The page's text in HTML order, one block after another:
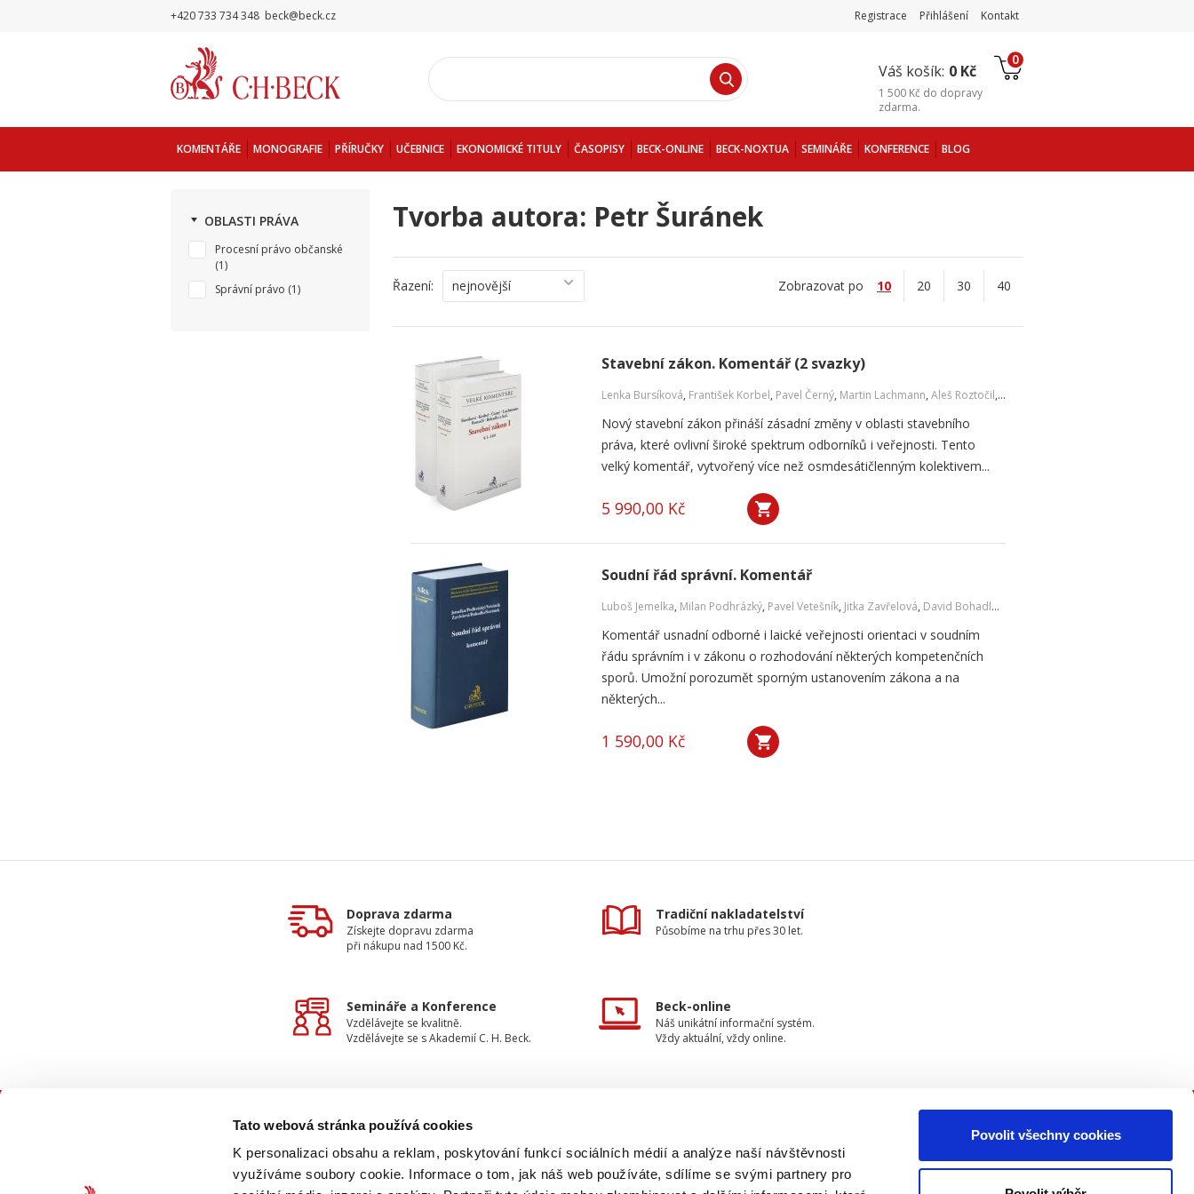
Tato webová stránka používá cookies
K personalizaci obsahu a reklam, poskytování funkcí sociálních médií a analýze naší návštěvnosti
využíváme soubory cookie. Informace o tom, jak náš web používáte, sdílíme se svými partnery pro
Povolit všechny cookies
+420 733 734 348 beck@beck.cz Registrace Přihlášení Kontakt
Váš košík: 0 Kč
0
1 500 Kč do dopravy
zdarma.
KOMENTÁŘE MONOGRAFIE PŘÍRUČKY UČEBNICE EKONOMICKÉ TITULY ČASOPISY BECK-ONLINE BECK-NOXTUA SEMINÁŘE KONFERENCE BLOG
OBLASTI PRÁVA
Procesní právo občanské
(1)
Správní právo (1)
Tvorba autora: Petr Šuránek
Řazení: nejnovější Zobrazovat po 10 20 30 40
Stavební zákon. Komentář (2 svazky)
Lenka Bursíková, František Korbel, Pavel Černý, Martin Lachmann, Aleš Roztočil, David Bohadlo
Nový stavební zákon přináší zásadní změny v oblasti stavebního
práva, které ovlivní široké spektrum odborníků i veřejnosti. Tento
velký komentář, vytvořený více než osmdesátičlenným kolektivem...
5 990,00 Kč
Soudní řád správní. Komentář
Luboš Jemelka, Milan Podhrázký, Pavel Vetešník, Jitka Zavřelová, David Bohadlo
Komentář usnadní odborné i laické veřejnosti orientaci v soudním
řádu správním i v zákonu o rozhodování některých kompetenčních
sporů. Umožní porozumět sporným ustanovením zákona a na
některých...
1 590,00 Kč
Doprava zdarma
Získejte dopravu zdarma
při nákupu nad 1500 Kč.
Tradiční nakladatelství
Působíme na trhu přes 30 let.
Semináře a Konference
Vzdělávejte se kvalitně.
Vzdělávejte se s Akademií C. H. Beck.
Beck-online
Náš unikátní informační systém.
Vždy aktuální, vždy online.
KONTAKTUJTE NÁS INFORMACE
O nakladatelství
PŘIPOJTE SE K NÁM
Buďte informovaní o našich